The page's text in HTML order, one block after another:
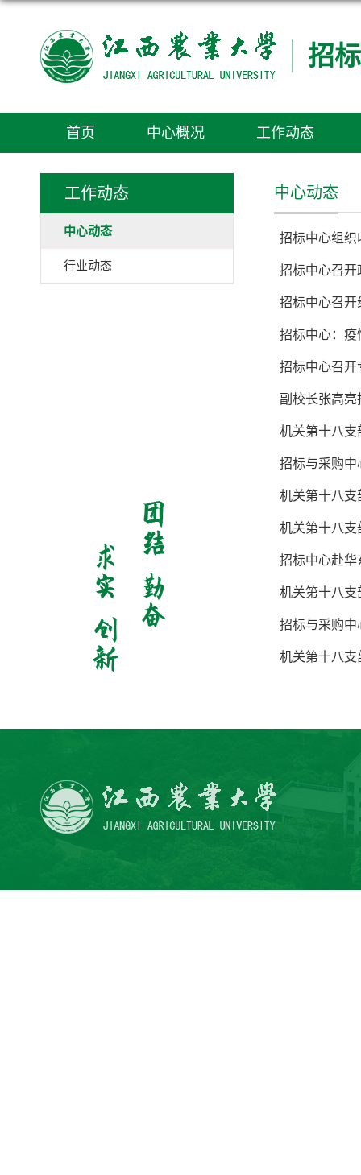
招
首页 中心概况 工作动态
工作动态
中心动态
行业动态
中心动态
招标中心组织
招标中心召开
招标中心召开
招标中心：疫
招标中心召开
副校长张高
机关第十八支
招标与采购中
机关第十八支
机关第十八支
招标中心赴华
机关第十八支
招标与采购中
机关第十八支